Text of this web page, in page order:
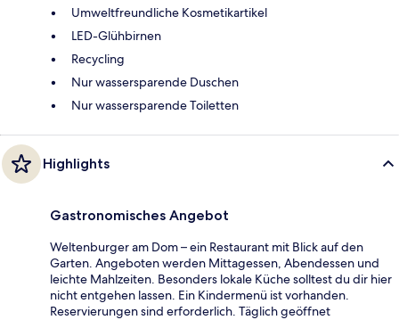
Umweltfreundliche Kosmetikartikel
LED-Glühbirnen
Recycling
Nur wassersparende Duschen
Nur wassersparende Toiletten
Highlights
Gastronomisches Angebot
Weltenburger am Dom – ein Restaurant mit Blick auf den
Garten. Angeboten werden Mittagessen, Abendessen und
leichte Mahlzeiten. Besonders lokale Küche solltest du dir hier
nicht entgehen lassen. Ein Kindermenü ist vorhanden.
Reservierungen sind erforderlich. Täglich geöffnet